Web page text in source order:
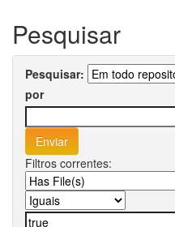
Pesquisar
Pesquisar:
por
Filtros correntes: